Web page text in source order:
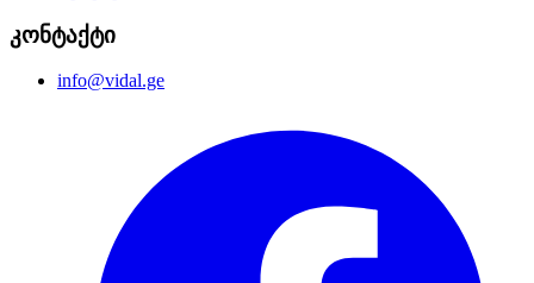
კონტაქტი
info@vidal.ge